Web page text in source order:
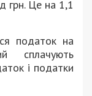
грн. Це на 1,1
податок на
сплачують
і податки